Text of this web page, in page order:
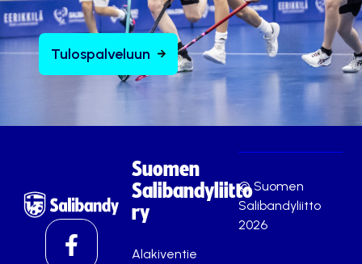
Tulospalveluun
Suomen
Salibandyliitto
ry
Alakiventie
© Suomen
Salibandyliitto
2026